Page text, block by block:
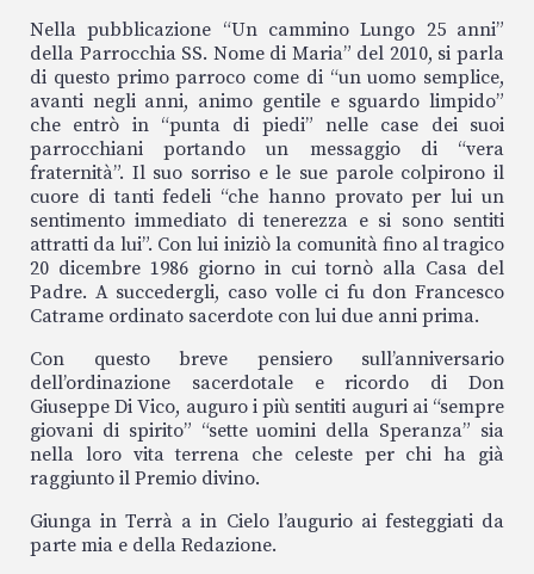
Nella pubblicazione “Un cammino Lungo 25 anni”
della Parrocchia SS. Nome di Maria” del 2010, si parla
di questo primo parroco come di “un uomo semplice,
avanti negli anni, animo gentile e sguardo limpido”
che entrò in “punta di piedi” nelle case dei suoi
parrocchiani portando un messaggio di “vera
fraternità”. Il suo sorriso e le sue parole colpirono il
cuore di tanti fedeli “che hanno provato per lui un
sentimento immediato di tenerezza e si sono sentiti
attratti da lui”. Con lui iniziò la comunità fino al tragico
20 dicembre 1986 giorno in cui tornò alla Casa del
Padre. A succedergli, caso volle ci fu don Francesco
Catrame ordinato sacerdote con lui due anni prima.
Con questo breve pensiero sull’anniversario
dell’ordinazione sacerdotale e ricordo di Don
Giuseppe Di Vico, auguro i più sentiti auguri ai “sempre
giovani di spirito” “sette uomini della Speranza” sia
nella loro vita terrena che celeste per chi ha già
raggiunto il Premio divino.
Giunga in Terrà a in Cielo l’augurio ai festeggiati da
parte mia e della Redazione.